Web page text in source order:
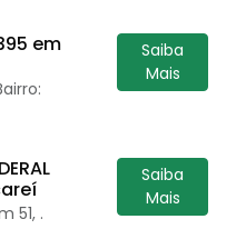
em
Saiba
Mais
51, .
Saiba
Mais